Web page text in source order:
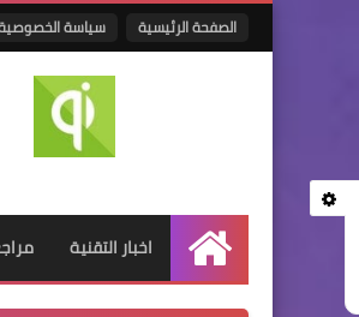
الصفحة الرئيسية سياسة
الرئيسية
اخبار التقنية